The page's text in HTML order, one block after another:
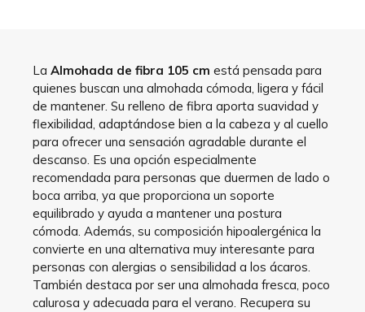
La Almohada de fibra 105 cm está pensada para
quienes buscan una almohada cómoda, ligera y fácil
de mantener. Su relleno de fibra aporta suavidad y
flexibilidad, adaptándose bien a la cabeza y al cuello
para ofrecer una sensación agradable durante el
descanso. Es una opción especialmente
recomendada para personas que duermen de lado o
boca arriba, ya que proporciona un soporte
equilibrado y ayuda a mantener una postura
cómoda. Además, su composición hipoalergénica la
convierte en una alternativa muy interesante para
personas con alergias o sensibilidad a los ácaros.
También destaca por ser una almohada fresca, poco
calurosa y adecuada para el verano. Recupera su